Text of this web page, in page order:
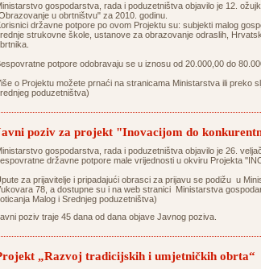
gospodarstva, rada i poduzetništva objavilo je 12.
u obrtništvu" za 2010. godinu.
državne potpore po ovom Projektu su: subjekti malog
strukovne škole, ustanove za obrazovanje odraslih,
potpore odobravaju se u iznosu od 20.000,00 do
o Projektu možete prnaći na stranicama Ministarstva ili preko
poduzetništva)
poziv za projekt "Inovacijom do
gospodarstva, rada i poduzetništva objavilo je 26.
državne potpore male vrijednosti u okviru Projekta
za prijavitelje i pripadajući obrasci za prijavu se podižu u
78, a dostupne su i na web stranici Ministarstva
Malog i Srednjeg poduzetništva)
poziv traje 45 dana od dana objave Javnog poziva.
„Razvoj tradicijskih i umjetničkih obrta“